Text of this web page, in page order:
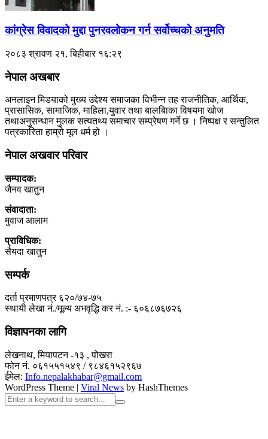
कांग्रेस विवादको मुद्दा पुनरवलोकन गर्न सर्वोच्चको अनुमति
२०८३ श्रावण २१, बिहीबार १६:२९
नेपाल अखबार
अनलाइन मिडयाको मुख्य उद्देश्य समाजका विभीन्न तह राजनीतिक, आर्थिक,
प्रासासिक, सामाजिक, माहिला,युवार तथा बालबािका विषयमा खोज
तथाअनुसन्धान मुलक सत्यतथ्य समाचार सम्प्रेषण गर्ने छ । निष्पक्ष र सन्तुलित
पत्रकारिता हाम्रो मूल धर्म हो ।
नेपाल अखवार परिवार
सम्पादक:
जैनव खातुन
संवादाता:
मुवाज आलाम
प्राविधिक:
सैयदा खातुन
सम्पर्क
दर्ता प्रमाणपत्र ६२०/७४-७५
स्थायी लेखा नं./मूल्य अभवृद्धि कर नं. :- ६०६८७६७२६
विज्ञापनका लागि
लेखनाथ, मियापटन -१३ , पोखरा
फोन नं. ०६१५५१५४९ / ९८४६१५२९६७
ईमेल: Info.nepalakhabar@gmail.com
WordPress Theme | Viral News by HashThemes